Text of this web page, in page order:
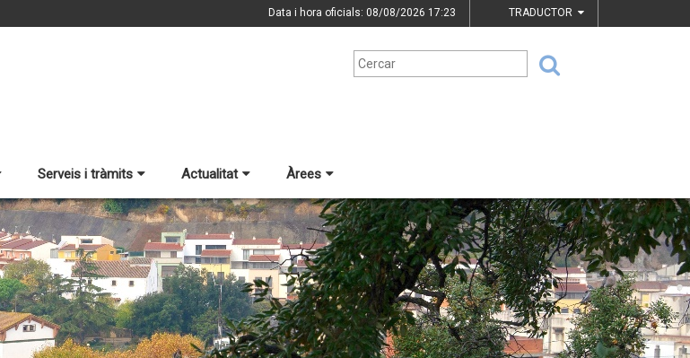
Data i hora oficials: 08/08/2026 17:23 TRADUCTOR
Serveis i tràmits Actualitat Àrees